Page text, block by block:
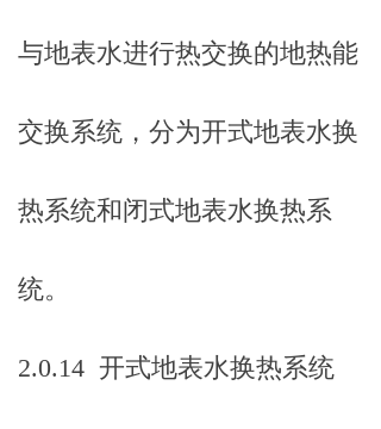
与地表水进行热交换的地热能
交换系统，分为开式地表水换
热系统和闭式地表水换热系
统。
2.0.14 开式地表水换热系统